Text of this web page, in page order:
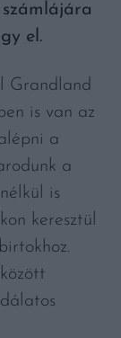
el.
Grandland
is van az
a
a
is
keresztül